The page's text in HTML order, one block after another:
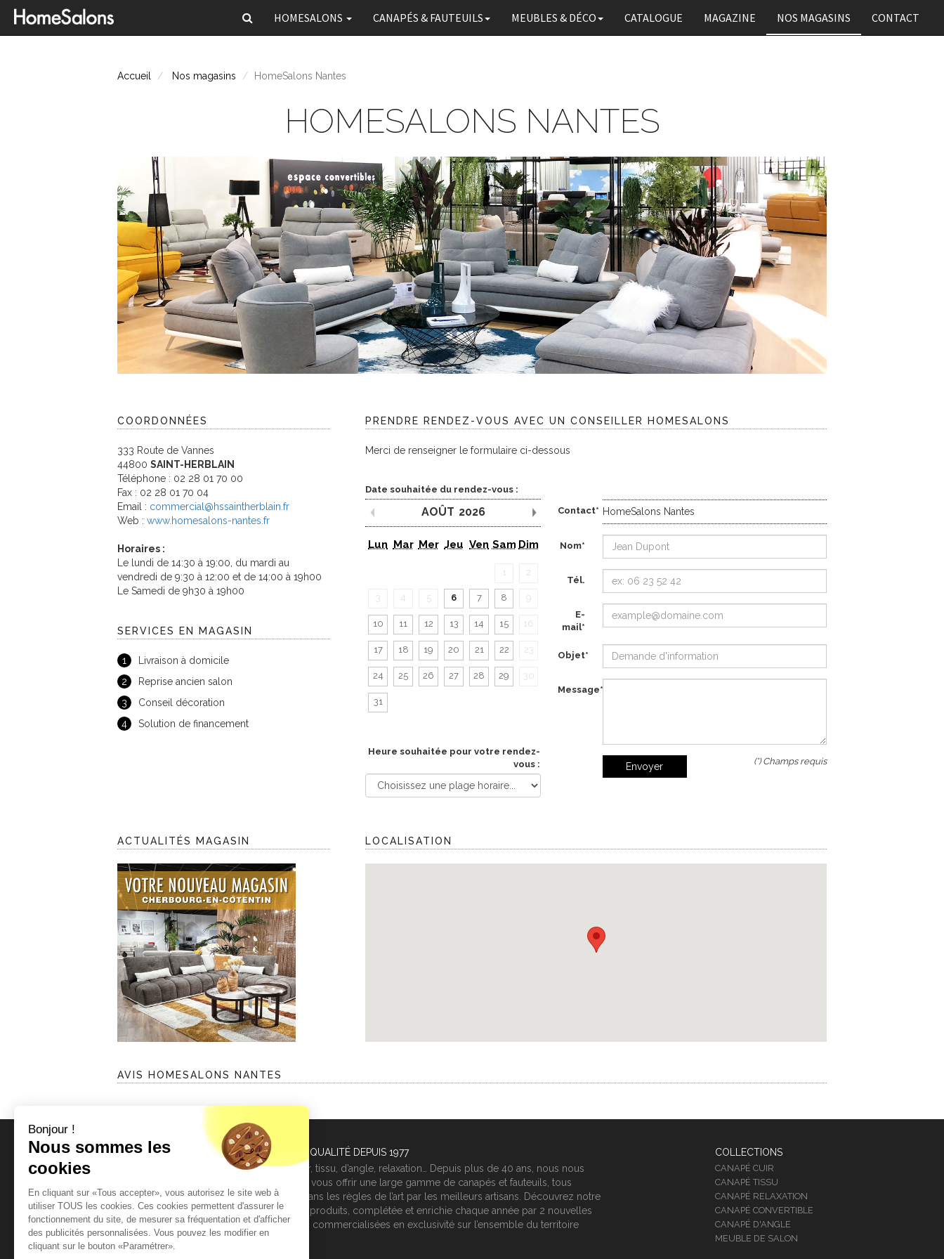
HOMESALONS CANAPÉS & FAUTEUILS MEUBLES & DÉCO CATALOGUE MAGAZINE NOS MAGASINS CONTACT
Accueil Nos magasins HomeSalons Nantes
HOMESALONS NANTES
COORDONNÉES
333 Route de Vannes
44800 SAINT-HERBLAIN
Téléphone : 02 28 01 70 00
Fax : 02 28 01 70 04
Email : commercial@hssaintherblain.fr
Web : www.homesalons-nantes.fr
Horaires :
Le lundi de 14:30 à 19:00, du mardi au
vendredi de 9:30 à 12:00 et de 14:00 à 19h00
Le Samedi de 9h30 à 19h00
SERVICES EN MAGASIN
1
Livraison à domicile
2
Reprise ancien salon
3
Conseil décoration
4
Solution de financement
PRENDRE RENDEZ-VOUS AVEC UN CONSEILLER HOMESALONS
Merci de renseigner le formulaire ci-dessous
Date souhaitée du rendez-vous :
AOÛT 2026
Mois précédent Mois suivant
Lun Mar Mer Jeu Ven Sam Dim
1 2
3 4 5 6 7 8 9
10 11 12 13 14 15 16
17 18 19 20 21 22 23
24 25 26 27 28 29 30
31
Heure souhaitée pour votre rendez-
vous :
Contact* HomeSalons Nantes
Nom*
Tél.
E-
mail*
Objet*
Message*
Envoyer (*) Champs requis
ACTUALITÉS MAGASIN LOCALISATION
AVIS HOMESALONS NANTES
NEWSLETTER
Découvrez les nouveautés HomeSalons avant
E-
mail
OK
DESIGN ET QUALITÉ DEPUIS 1977
Canapé cuir, tissu, d’angle, relaxation… Depuis plus de 40 ans, nous nous
attachons à vous offrir une large gamme de canapés et fauteuils, tous
fabriqués dans les règles de l’art par les meilleurs artisans. Découvrez notre
gamme de produits, complétée et enrichie chaque année par 2 nouvelles
collections, commercialisées en exclusivité sur l’ensemble du territoire
national.
COLLECTIONS
CANAPÉ CUIR
CANAPÉ TISSU
CANAPÉ RELAXATION
CANAPÉ CONVERTIBLE
CANAPÉ D'ANGLE
MEUBLE DE SALON
Bonjour !
Nous sommes les
cookies
En cliquant sur «Tous accepter», vous autorisez le site web à
utiliser TOUS les cookies. Ces cookies permettent d'assurer le
fonctionnement du site, de mesurer sa fréquentation et d'afficher
des publicités personnalisées. Vous pouvez les modifier en
cliquant sur le bouton «Paramétrer».